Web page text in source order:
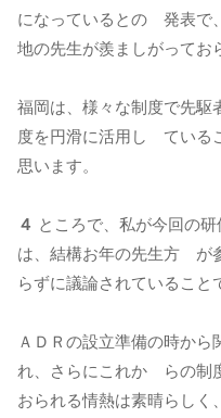
になっているとの 発表で
地の先生が羨ましがってお
福岡は、様々な制度で先駆
度を円滑に活用し ている
思います。
４ ところで、私が今回の
は、結構お年の先生方 が
らずに議論されていること
ＡＤＲの設立準備の時から
れ、さらにこれか らの制
おられる情熱は素晴らし